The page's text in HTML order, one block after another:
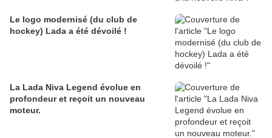
Le logo modernisé (du club de
hockey) Lada a été dévoilé !
La Lada Niva Legend évolue en
profondeur et reçoit un nouveau
moteur.